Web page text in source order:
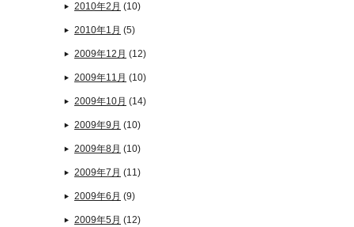
2010年2月 (10)
2010年1月 (5)
2009年12月 (12)
2009年11月 (10)
2009年10月 (14)
2009年9月 (10)
2009年8月 (10)
2009年7月 (11)
2009年6月 (9)
2009年5月 (12)